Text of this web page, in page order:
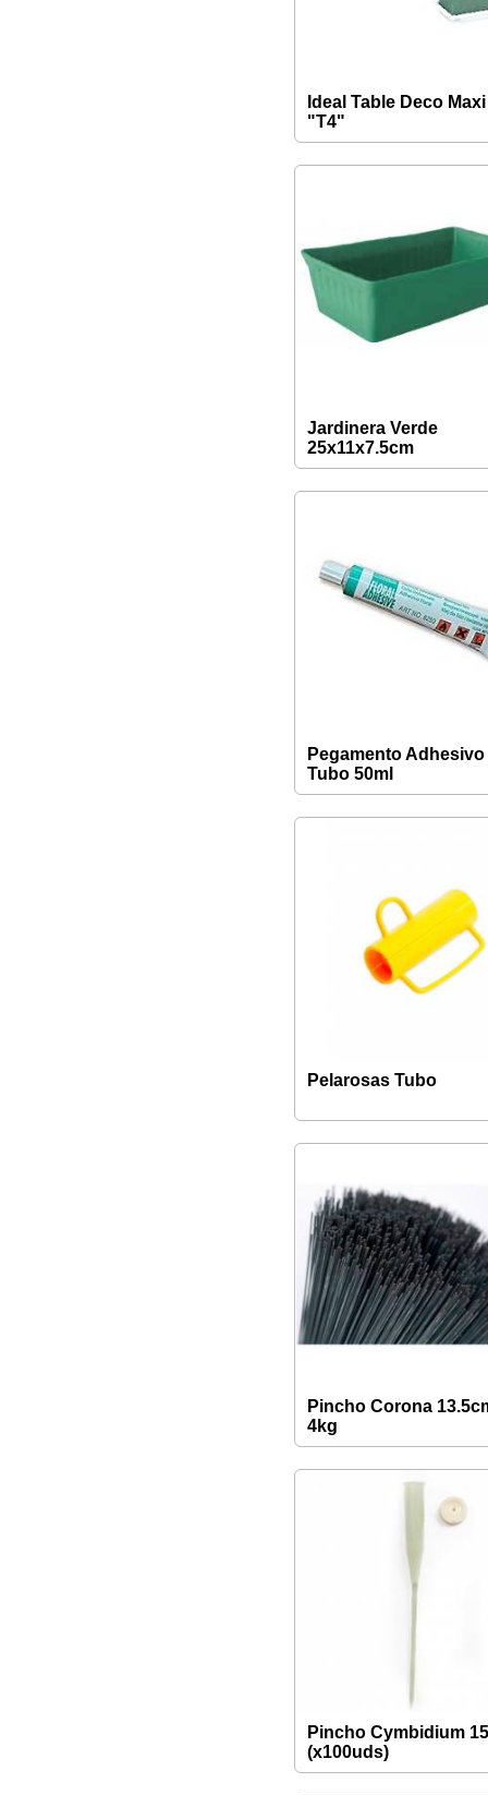
Ideal Table Deco Maxi
"T4"
Jardinera Verde
25x11x7.5cm
Pegamento Adhesivo
Tubo 50ml
Pelarosas Tubo
Pincho Corona
4kg
Pincho Cymbidium
(x100uds)